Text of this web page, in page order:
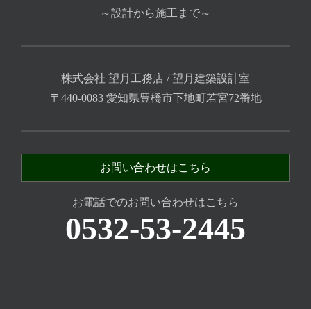
～設計から施工まで～
株式会社 望月工務店 / 望月建築設計室
〒440-0083 愛知県豊橋市下地町若宮72番地
お問い合わせはこちら
お電話でのお問い合わせはこちら
0532-53-2445